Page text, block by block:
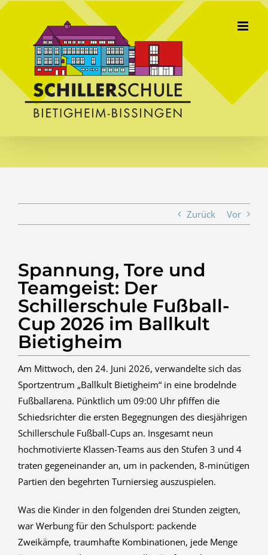
Skip
Zurück Vor
Spannung, Tore und
Teamgeist: Der
Schillerschule Fußball-
Cup 2026 im Ballkult
Bietigheim
Am Mittwoch, den 24. Juni 2026, verwandelte sich das
Sportzentrum „Ballkult Bietigheim“ in eine brodelnde
Fußballarena. Pünktlich um 09:00 Uhr pfiffen die
Schiedsrichter die ersten Begegnungen des diesjährigen
Schillerschule Fußball-Cups an. Insgesamt neun
hochmotivierte Klassen-Teams aus den Stufen 3 und 4
traten gegeneinander an, um in packenden, 8-minütigen
Partien den begehrten Turniersieg auszuspielen.
Was die Kinder in den folgenden drei Stunden zeigten,
war Werbung für den Schulsport: packende
Zweikämpfe, traumhafte Kombinationen, jede Menge